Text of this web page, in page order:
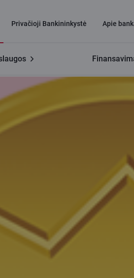
Privačioji Bankininkystė Apie